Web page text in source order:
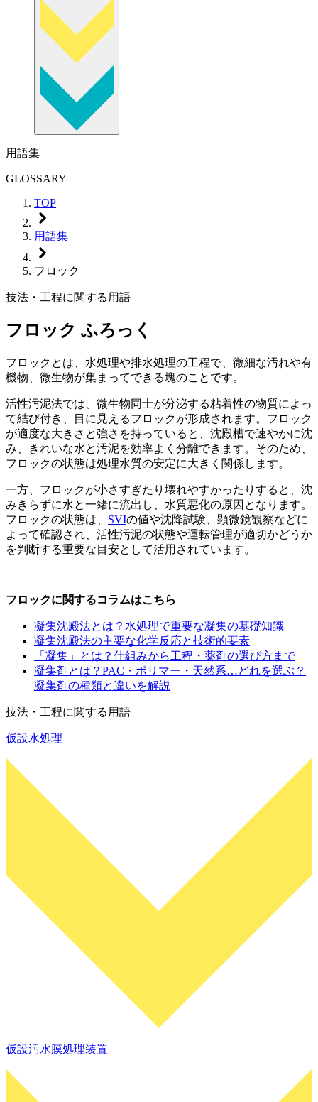
用語集
GLOSSARY
TOP
用語集
フロック
技法・工程に関する用語
フロック ふろっく
フロックとは、水処理や排水処理の工程で、微細な汚れや有
機物、微生物が集まってできる塊のことです。
活性汚泥法では、微生物同士が分泌する粘着性の物質によっ
て結び付き、目に見えるフロックが形成されます。フロック
が適度な大きさと強さを持っていると、沈殿槽で速やかに沈
み、きれいな水と汚泥を効率よく分離できます。そのため、
フロックの状態は処理水質の安定に大きく関係します。
一方、フロックが小さすぎたり壊れやすかったりすると、沈
みきらずに水と一緒に流出し、水質悪化の原因となります。
フロックの状態は、 SVIの値や沈降試験、顕微鏡観察などに
よって確認され、活性汚泥の状態や運転管理が適切かどうか
を判断する重要な目安として活用されています。
フロックに関するコラムはこちら
凝集沈殿法とは？水処理で重要な凝集の基礎知識
凝集沈殿法の主要な化学反応と技術的要素
「凝集」とは？仕組みから工程・薬剤の選び方まで
凝集剤とは？PAC・ポリマー・天然系…どれを選ぶ？
凝集剤の種類と違いを解説
技法・工程に関する用語
仮設水処理
仮設汚水膜処理装置